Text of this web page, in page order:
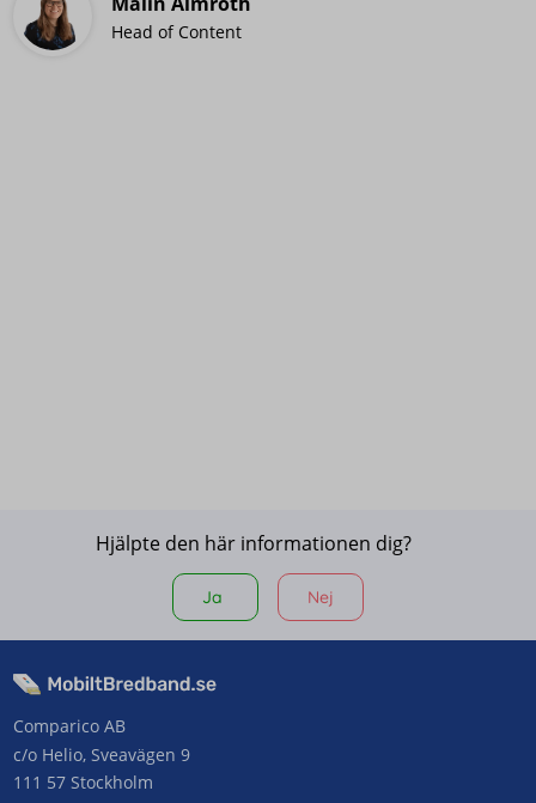
Head of Content
Hjälpte den här informationen dig?
Ja Nej
Comparico AB
c/o Helio, Sveavägen 9
111 57 Stockholm